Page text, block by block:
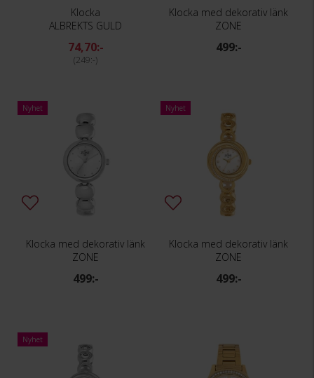
Klocka
ALBREKTS GULD
74,70:-
249:-
Klocka med dekorativ länk
ZONE
499:-
Nyhet
Klocka med dekorativ länk
ZONE
499:-
Nyhet
Klocka med dekorativ länk
ZONE
499:-
Nyhet